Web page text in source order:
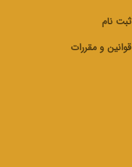
ثبت نام
قوانین و مقررات